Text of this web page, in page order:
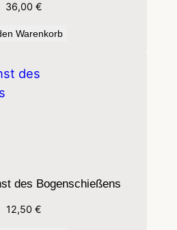
36,00 €
Warenkorb
des Bogenschießens
12,50 €